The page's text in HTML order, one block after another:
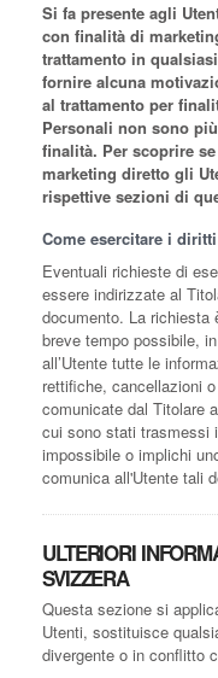
Si fa presente agli
con finalità di
trattamento in
fornire alcuna
al trattamento per
Personali non sono
finalità. Per scoprire
marketing diretto gli
rispettive sezioni di
Come esercitare i diritti
Eventuali richieste di
essere indirizzate al
documento. La richiesta
breve tempo possibile,
all’Utente tutte le
rettifiche, cancellazioni
comunicate dal Titolare
cui sono stati trasmessi
impossibile o implichi
comunica all'Utente tali
ULTERIORI
SVIZZERA
Questa sezione si
Utenti, sostituisce
divergente o in conflitto